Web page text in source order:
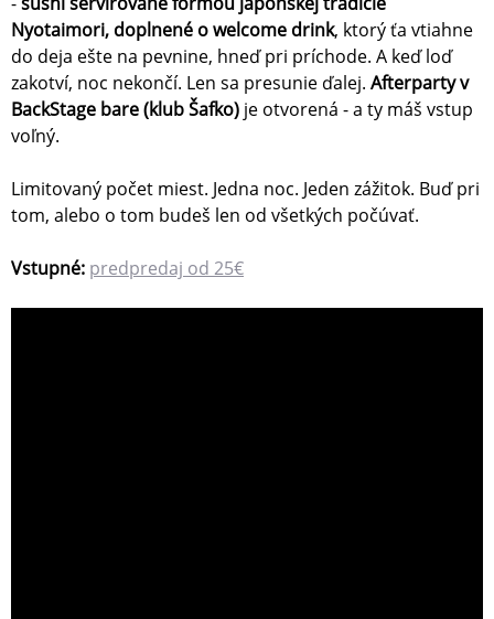
Nyotaimori, doplnené o welcome drink, ktorý ťa vtiahne
do deja ešte na pevnine, hneď pri príchode. A keď loď
zakotví, noc nekončí. Len sa presunie ďalej. Afterparty v
BackStage bare (klub Šafko) je otvorená - a ty máš vstup
voľný.
Limitovaný počet miest. Jedna noc. Jeden zážitok. Buď pri
tom, alebo o tom budeš len od všetkých počúvať.
Vstupné: predpredaj od 25€